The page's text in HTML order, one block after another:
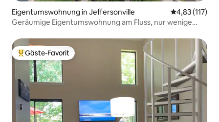
Eigentumswohnung in Jeffersonville
4,83 (117)
Geräumige Eigentumswohnung am Fluss, nur wenige
Beliebter Gäste-Favorit.
Gäste-Favorit